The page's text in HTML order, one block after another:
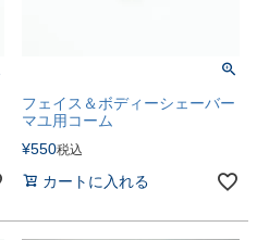
フェイス＆ボディーシェーバー
マユ用コーム
¥550税込
カートに入れる